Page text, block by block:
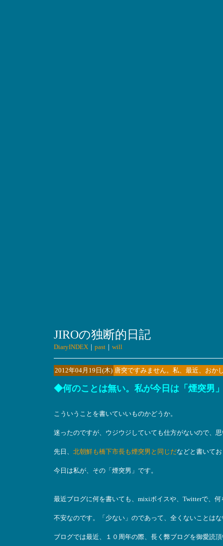
JIROの独断的日記
DiaryINDEX｜ past｜ will
2012年04月19日(木) 唐突ですみません。私、最近、おか
◆何のことは無い。私が今日は「煙突男
こういうことを書いていいものかどうか。
迷ったのですが、ウジウジしていても仕方がないので、
先日、 北朝鮮も橋下市長も煙突男と同じだなどと書いて
今日は私が、その「煙突男」です。
最近ブログに何を書いても、mixiボイスや、Twitterで、
不安なのです。「少ない」のであって、全くないことは
ブログでは最近、１０周年の際、長く弊ブログを御愛読